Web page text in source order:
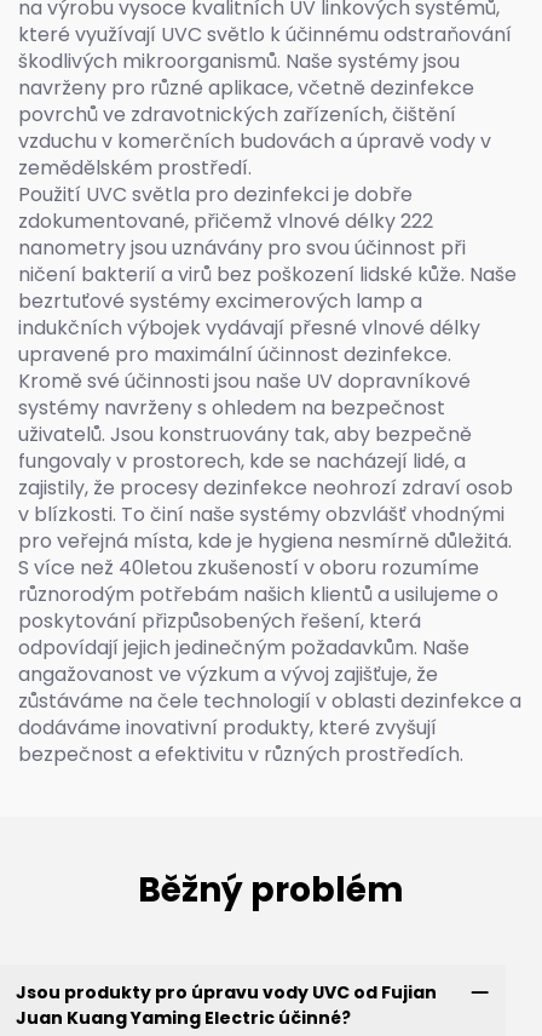
na výrobu vysoce kvalitních UV linkových systémů,
které využívají UVC světlo k účinnému odstraňování
škodlivých mikroorganismů. Naše systémy jsou
navrženy pro různé aplikace, včetně dezinfekce
povrchů ve zdravotnických zařízeních, čištění
vzduchu v komerčních budovách a úpravě vody v
zemědělském prostředí.
Použití UVC světla pro dezinfekci je dobře
zdokumentované, přičemž vlnové délky 222
nanometry jsou uznávány pro svou účinnost při
ničení bakterií a virů bez poškození lidské kůže. Naše
bezrtuťové systémy excimerových lamp a
indukčních výbojek vydávají přesné vlnové délky
upravené pro maximální účinnost dezinfekce.
Kromě své účinnosti jsou naše UV dopravníkové
systémy navrženy s ohledem na bezpečnost
uživatelů. Jsou konstruovány tak, aby bezpečně
fungovaly v prostorech, kde se nacházejí lidé, a
zajistily, že procesy dezinfekce neohrozí zdraví osob
v blízkosti. To činí naše systémy obzvlášť vhodnými
pro veřejná místa, kde je hygiena nesmírně důležitá.
S více než 40letou zkušeností v oboru rozumíme
různorodým potřebám našich klientů a usilujeme o
poskytování přizpůsobených řešení, která
odpovídají jejich jedinečným požadavkům. Naše
angažovanost ve výzkum a vývoj zajišťuje, že
zůstáváme na čele technologií v oblasti dezinfekce a
dodáváme inovativní produkty, které zvyšují
bezpečnost a efektivitu v různých prostředích.
Běžný problém
Jsou produkty pro úpravu vody UVC od Fujian
Juan Kuang Yaming Electric účinné?